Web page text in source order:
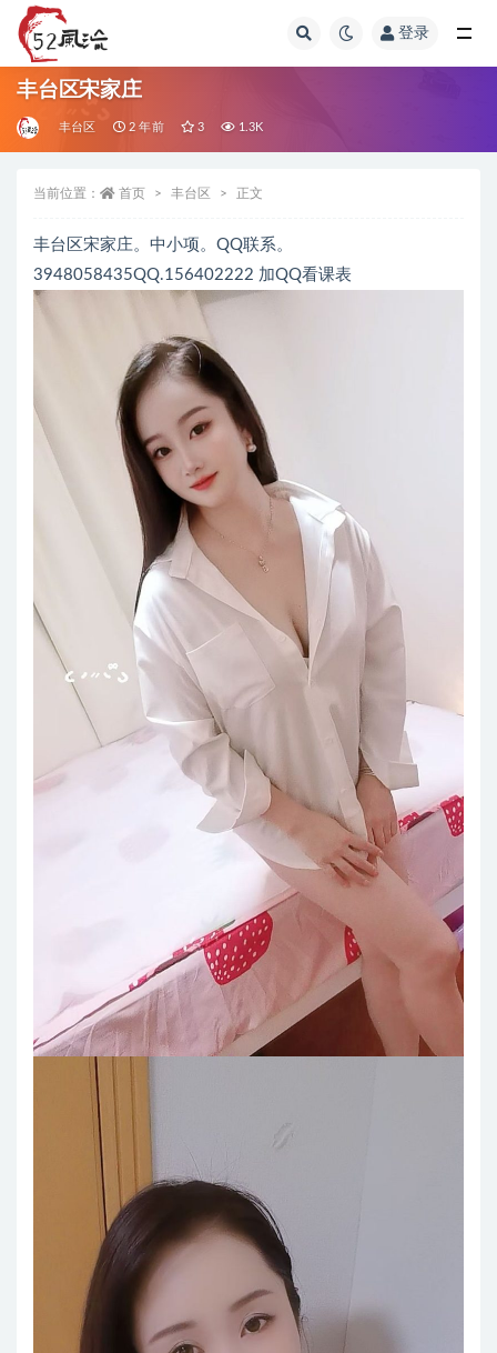
登录
丰台区宋家庄
丰台区 2 年前 3 1.3K
当前位置： 首页 丰台区 正文
丰台区宋家庄。中小项。QQ联系。
3948058435QQ.156402222 加QQ看课表